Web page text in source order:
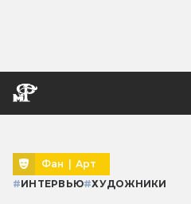
Фан | Арт
#ИНТЕРВЬЮ#ХУДОЖНИКИ